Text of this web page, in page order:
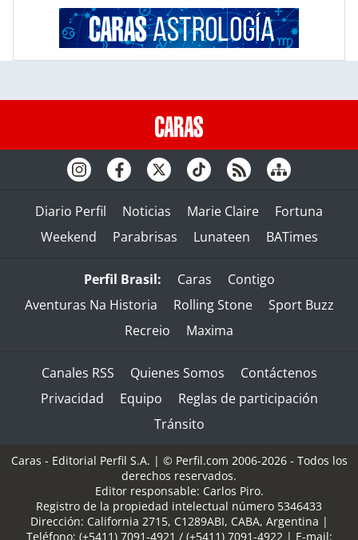
Diario Perfil Noticias Marie Claire
Fortuna
Weekend
Parabrisas Lunateen BATimes
Perfil Brasil: Caras
Contigo
Aventuras Na Historia
Rolling Stone
Sport Buzz
Recreio
Maxima
Canales RSS Quienes Somos
Contáctenos
Privacidad
Equipo
Reglas de participación
Tránsito
Caras - Editorial Perfil S.A. | © Perfil.com 2006-2026 - Todos los
derechos reservados.
Editor responsable: Carlos Piro.
Registro de la propiedad intelectual número 5346433
Dirección: California 2715, C1289ABI, CABA, Argentina |
Teléfono: (+5411) 7091-4921 / (+5411) 7091-4922 | E-mail: